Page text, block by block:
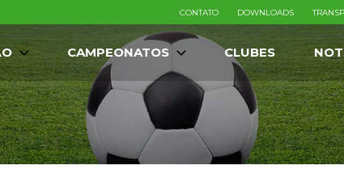
CONTATO DOWNLOADS
CAMPEONATOS CLUBES